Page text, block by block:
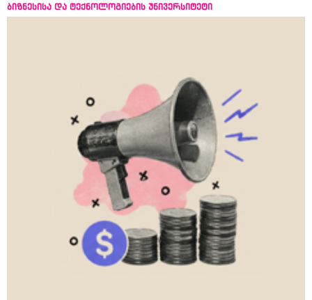
ბიზნესისა და ტექნოლოგიების უნივერსიტეტი